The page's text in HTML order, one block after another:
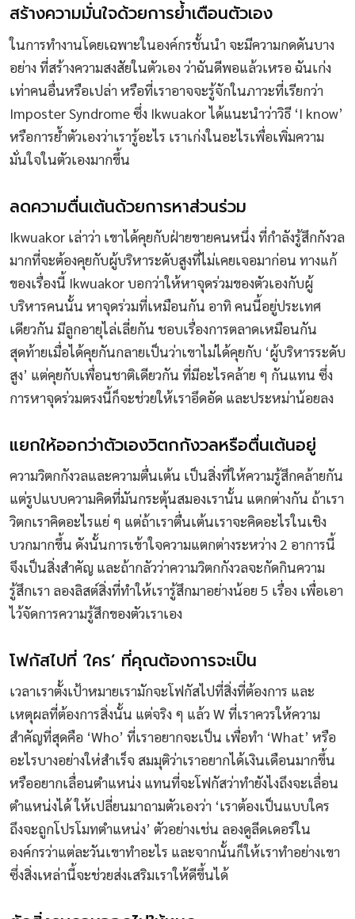
สร้างความมั่นใจด้วยการย้ำเตือนตัวเอง
ในการทำงานโดยเฉพาะในองค์กรชั้นนำ จะมีความกดดันบาง
อย่าง ที่สร้างความสงสัยในตัวเอง ว่าฉันดีพอแล้วเหรอ ฉันเก่ง
เท่าคนอื่นหรือเปล่า หรือที่เราอาจจะรู้จักในภาวะที่เรียกว่า
Imposter Syndrome ซึ่ง Ikwuakor ได้แนะนำว่าวิธี ‘I know’
หรือการย้ำตัวเองว่าเรารู้อะไร เราเก่งในอะไรเพื่อเพิ่มความ
มั่นใจในตัวเองมากขึ้น
ลดความตื่นเต้นด้วยการหาส่วนร่วม
Ikwuakor เล่าว่า เขาได้คุยกับฝ่ายขายคนหนึ่ง ที่กำลังรู้สึกกังวล
มากที่จะต้องคุยกับผู้บริหาระดับสูงที่ไม่เคยเจอมาก่อน ทางแก้
ของเรื่องนี้ Ikwuakor บอกว่าให้หาจุดร่วมของตัวเองกับผู้
บริหารคนนั้น หาจุดร่วมที่เหมือนกัน อาทิ คนนี้อยู่ประเทศ
เดียวกัน มีลูกอายุไล่เลี่ยกัน ชอบเรื่องการตลาดเหมือนกัน
สุดท้ายเมื่อได้คุยกันกลายเป็นว่าเขาไม่ได้คุยกับ ‘ผู้บริหารระดับ
สูง’ แต่คุยกับเพื่อนชาติเดียวกัน ที่มีอะไรคล้าย ๆ กันแทน ซึ่ง
การหาจุดร่วมตรงนี้ก็จะช่วยให้เราอึดอัด และประหม่าน้อยลง
แยกให้ออกว่าตัวเองวิตกกังวลหรือตื่นเต้นอยู่
ความวิตกกังวลและความตื่นเต้น เป็นสิ่งที่ให้ความรู้สึกคล้ายกัน
แต่รูปแบบความคิดที่มันกระตุ้นสมองเรานั้น แตกต่างกัน ถ้าเรา
วิตกเราคิดอะไรแย่ ๆ แต่ถ้าเราตื่นเต้นเราจะคิดอะไรในเชิง
บวกมากขึ้น ดังนั้นการเข้าใจความแตกต่างระหว่าง 2 อาการนี้
จึงเป็นสิ่งสำคัญ และถ้ากลัวว่าความวิตกกังวลจะกัดกินความ
รู้สึกเรา ลองลิสต์สิ่งที่ทำให้เรารู้สึกมาอย่างน้อย 5 เรื่อง เพื่อเอา
ไว้จัดการความรู้สึกของตัวเราเอง
โฟกัสไปที่ ‘ใคร’ ที่คุณต้องการจะเป็น
เวลาเราตั้งเป้าหมายเรามักจะโฟกัสไปที่สิ่งที่ต้องการ และ
เหตุผลที่ต้องการสิ่งนั้น แต่จริง ๆ แล้ว W ที่เราควรให้ความ
สำคัญที่สุดคือ ‘Who’ ที่เราอยากจะเป็น เพื่อทำ ‘What’ หรือ
อะไรบางอย่างให่สำเร็จ สมมุติว่าเราอยากได้เงินเดือนมากขึ้น
หรืออยากเลื่อนตำแหน่ง แทนที่จะโฟกัสว่าทำยังไงถึงจะเลื่อน
ตำแหน่งได้ ให้เปลี่ยนมาถามตัวเองว่า ‘เราต้องเป็นแบบใคร
ถึงจะถูกโปรโมทตำแหน่ง’ ตัวอย่างเช่น ลองดูลีดเดอร์ใน
องค์กรว่าแต่ละวันเขาทำอะไร และจากนั้นก็ให้เราทำอย่างเขา
ซึ่งสิ่งเหล่านี้จะช่วยส่งเสริมเราให้ดีขึ้นได้